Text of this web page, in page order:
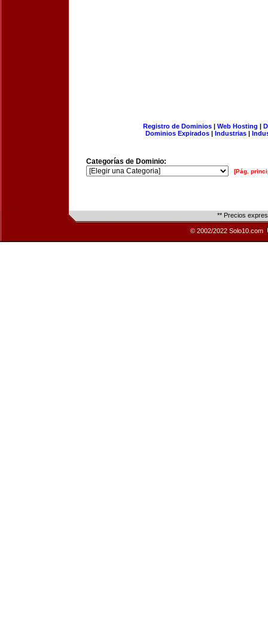
Registro de Dominios| Web Hosting |
Dominios Expirados | Industrias |
Categorías de Dominio:
[Pág.
** Precios
© 2002/2022 Solo10.com